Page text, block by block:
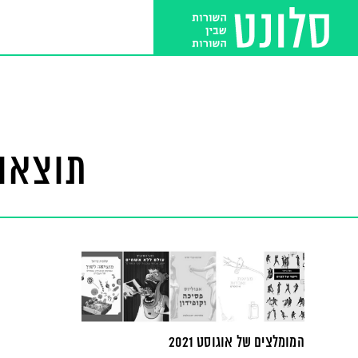
המומלצים של אוגוסט 2021